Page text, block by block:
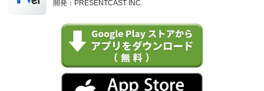
開発：PRESENTCAST INC.